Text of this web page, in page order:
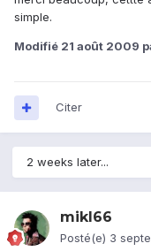
simple.
Modifié 21 août 2009
Citer
2 weeks later...
mikl66
Posté(e) 3